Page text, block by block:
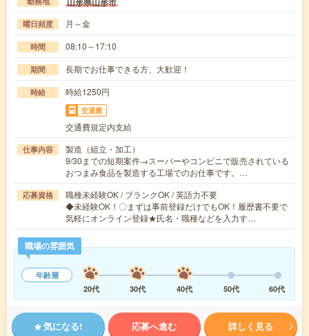
曜日頻度 月～金
時間 08:10～17:10
期間 長期でお仕事できる方、大歓迎！
時給 時給1250円
交通費
交通費規定内支給
仕事内容
製造（組立・加工）
9/30までの短期案件→スーパーやコンビニで販売されている
おつまみ食品を製造する工場でのお仕事です。…
応募資格
職種未経験OK / ブランクOK / 英語力不要
◆未経験OK！〇まずは事前登録だけでもOK！履歴書不要で
気軽にオンライン登録★氏名・職種などを入力す…
職場の雰囲気
年齢層
20代
30代 40代 50代 60代
気になる! 応募へ進む 詳しく見る